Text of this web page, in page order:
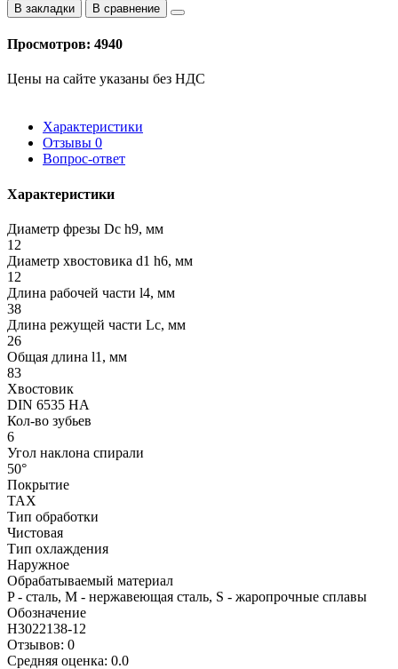
В закладки
В сравнение
Просмотров: 4940
Цены на сайте указаны без НДС
Характеристики
Отзывы 0
Вопрос-ответ
Характеристики
Диаметр фрезы Dc h9, мм
12
Диаметр хвостовика d1 h6, мм
12
Длина рабочей части l4, мм
38
Длина режущей части Lc, мм
26
Общая длина l1, мм
83
Хвостовик
DIN 6535 HA
Кол-во зубьев
6
Угол наклона спирали
50°
Покрытие
TAX
Тип обработки
Чистовая
Тип охлаждения
Наружное
Обрабатываемый материал
P - сталь, M - нержавеющая сталь, S - жаропрочные сплавы
Обозначение
H3022138-12
Отзывов: 0
Средняя оценка: 0.0